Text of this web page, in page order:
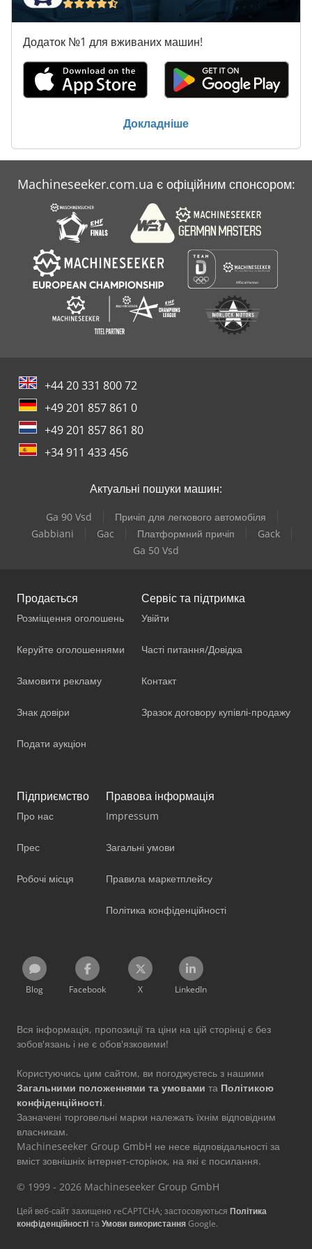
обігрівач, центральний замок
Додаток №1 для вживаних машин!
Докладніше
Machineseeker.com.ua є офіційним спонсором:
+44 20 331 800 72
+49 201 857 861 0
+49 201 857 861 80
+34 911 433 456
Актуальні пошуки машин:
Ga 90 Vsd
Причіп для легкового автомобіля
Gabbiani
Gac Платформний причіп
Gack
Ga 50 Vsd
Продається
Розміщення оголошень
Керуйте оголошеннями
Замовити рекламу
Знак довіри
Подати аукціон
Сервіс та підтримка
Увійти
Часті питання/Довідка
Контакт
Зразок договору купівлі-продажу
Підприємство
Про нас
Прес
Робочі місця
Правова інформація
Impressum
Загальні умови
Правила маркетплейсу
Політика конфіденційності
Blog Facebook X LinkedIn
Вся інформація, пропозиції та ціни на цій сторінці є без
зобов'язань і не є обов'язковими!
Користуючись цим сайтом, ви погоджуєтесь з нашими
Загальними положеннями та умовами та Політикою
конфіденційності.
Зазначені торговельні марки належать їхнім відповідним
власникам.
Machineseeker Group GmbH не несе відповідальності за
вміст зовнішніх інтернет-сторінок, на які є посилання.
© 1999 - 2026 Machineseeker Group GmbH
Цей веб-сайт захищено reCAPTCHA; застосовуються Політика
конфіденційностітаУмови використанняGoogle.